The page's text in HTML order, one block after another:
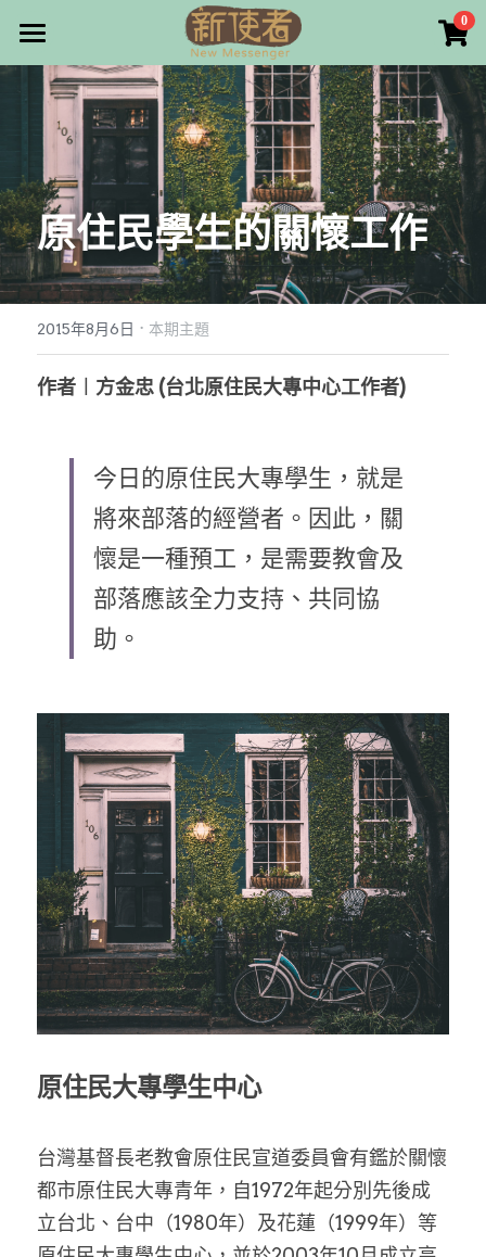
0
最新消息
關於我們
雜誌目錄
雜誌專欄
最新文章
編者的話
本期主題
台灣教會人物檔案
乘著夢想去旅行
成長部落格
特稿
母語葡萄園
神學淺說
信仰生活
好書櫥窗
厝邊頭尾
家書
畫話人生
寫寫畫畫
漫畫
訂購/奉獻/廣告刊登
好站連結
搜索
奉獻支持
原住民學生的關懷工作
2015年8月6日 · 本期主題
作者︱方金忠 (台北原住民大專中心工作者)
今日的原住民大專學生，就是
將來部落的經營者。因此，關
懷是一種預工，是需要教會及
部落應該全力支持、共同協
助。
原住民大專學生中心
台灣基督長老教會原住民宣道委員會有鑑於關懷
都市原住民大專青年，自1972年起分別先後成
立台北、台中（1980年）及花蓮（1999年）等
×
商品分類
所有商品分類